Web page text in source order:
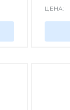
ЦЕНА: